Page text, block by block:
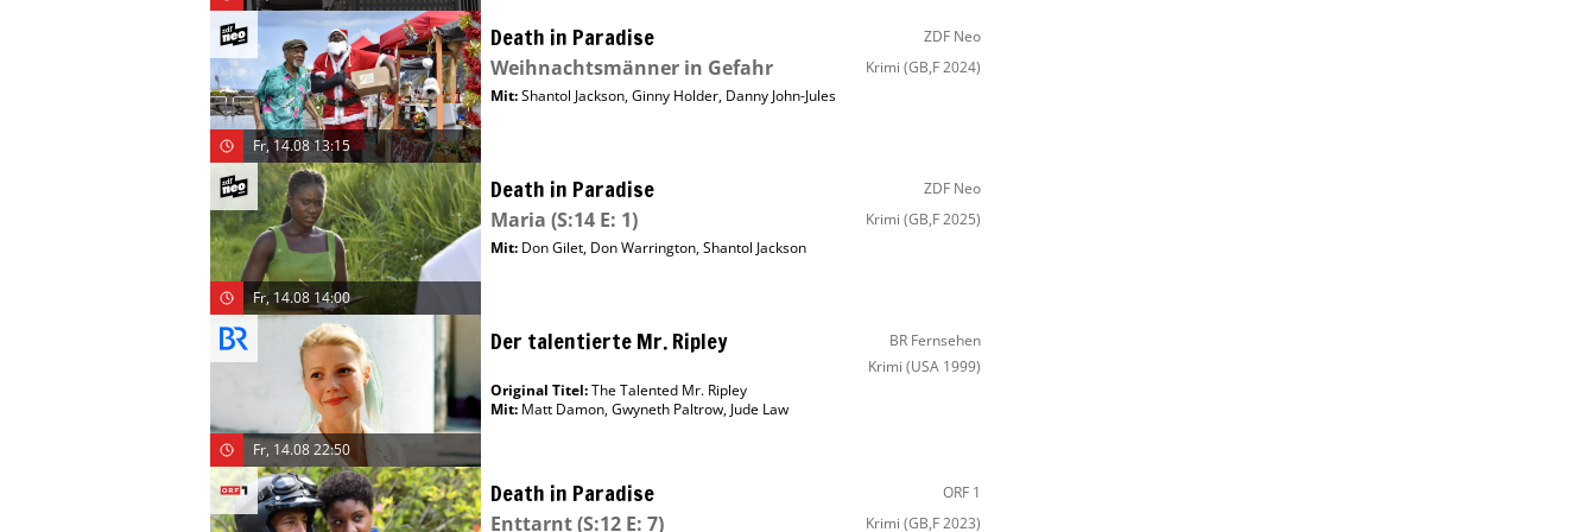
Fr, 14.08 13:15
Death in Paradise ZDF Neo
Weihnachtsmänner in Gefahr Krimi (GB,F 2024)
Mit:Shantol Jackson,Ginny Holder, Danny John-Jules
Fr, 14.08 14:00
Death in Paradise ZDF Neo
Maria (S:14 E: 1) Krimi (GB,F 2025)
Mit: Don Gilet, Don Warrington,Shantol Jackson
Fr, 14.08 22:50
Der talentierte Mr. Ripley
BR Fernsehen
Krimi (USA 1999)
Original Titel:The Talented Mr. Ripley
Mit: Matt Damon,Gwyneth Paltrow, Jude Law
Death in Paradise ORF 1
Enttarnt(S:12 E: 7) Krimi (GB,F 2023)